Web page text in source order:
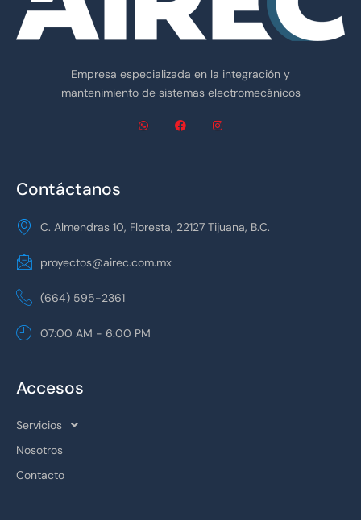
Empresa especializada en la integración y
mantenimiento de sistemas electromecánicos
Contáctanos
C. Almendras 10, Floresta, 22127 Tijuana, B.C.
proyectos@airec.com.mx
(664) 595-2361
07:00 AM - 6:00 PM
Accesos
Servicios
Nosotros
Contacto